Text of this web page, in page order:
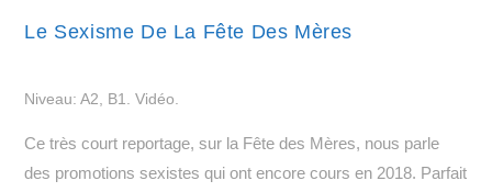
Le Sexisme De La Fête Des Mères
Niveau: A2, B1. Vidéo.
Ce très court reportage, sur la Fête des Mères, nous parle
des promotions sexistes qui ont encore cours en 2018. Parfait